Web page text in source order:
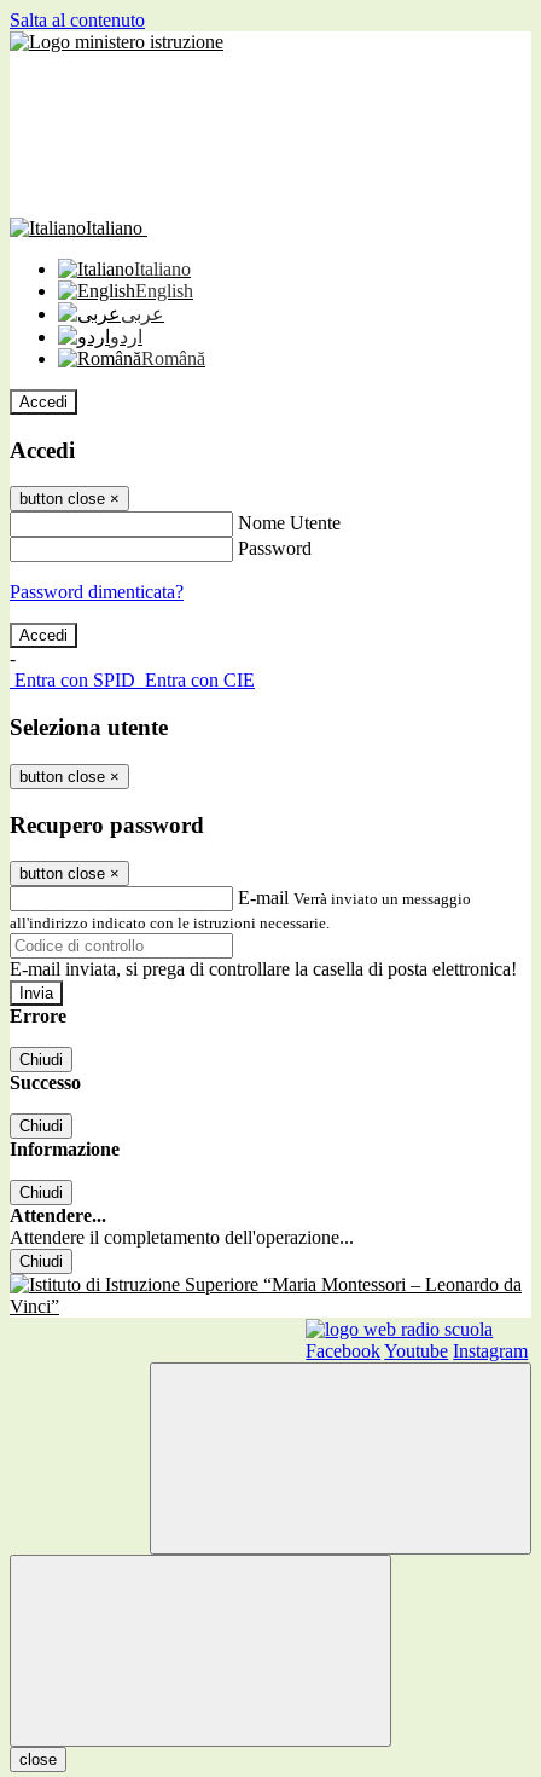
Salta al contenuto
Italiano
Italiano
English
عربى
اردو
Română
Accedi
Accedi
button close ×
Nome Utente
Password
Password dimenticata?
-
Entra con SPID Entra con CIE
Seleziona utente
button close ×
Recupero password
button close ×
E-mail Verrà inviato un messaggio
all'indirizzo indicato con le istruzioni necessarie.
E-mail inviata, si prega di controllare la casella di posta elettronica!
Errore
Chiudi
Successo
Chiudi
Informazione
Chiudi
Attendere...
Attendere il completamento dell'operazione...
Chiudi
FacebookYoutube Instagram
close